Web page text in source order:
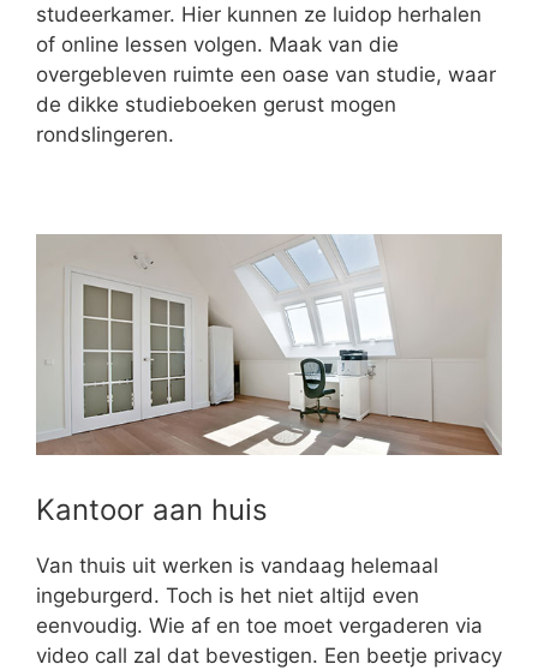
studeerkamer. Hier kunnen ze luidop herhalen
of online lessen volgen. Maak van die
overgebleven ruimte een oase van studie, waar
de dikke studieboeken gerust mogen
rondslingeren.
Kantoor aan huis
Van thuis uit werken is vandaag helemaal
ingeburgerd. Toch is het niet altijd even
eenvoudig. Wie af en toe moet vergaderen via
video call zal dat bevestigen. Een beetje privacy